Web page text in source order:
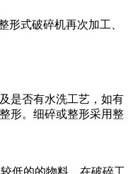
式破碎机再次加工、
是否有水洗工艺，如有
形。细碎或整形采用整
低的的物料，在破碎工